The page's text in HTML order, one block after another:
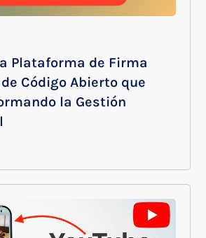
Plataforma de Firma
Código Abierto que
la Gestión